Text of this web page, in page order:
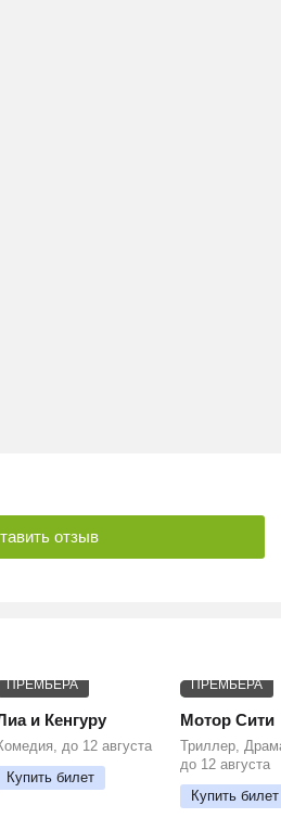
отзыв
ПРЕМЬЕРА
и Кенгуру
до 12 августа
Купить билет
ПРЕМЬЕРА
Мотор Сити
Триллер,
до 12 августа
Купить билет